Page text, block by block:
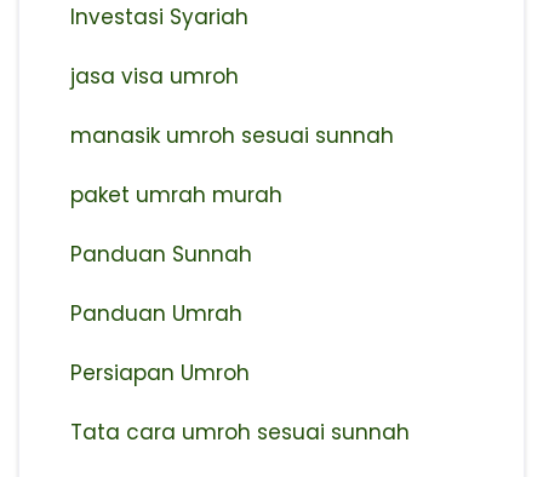
Investasi Syariah
jasa visa umroh
manasik umroh sesuai sunnah
paket umrah murah
Panduan Sunnah
Panduan Umrah
Persiapan Umroh
Tata cara umroh sesuai sunnah